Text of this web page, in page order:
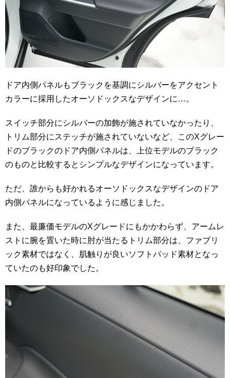
ドア内側パネルもブラックを基調にシルバーをアクセント
カラーに採用したオーソドックスなデザインに…。
スイッチ部分にシルバーの加飾が施されていなかったり、
トリム部分にステッチが施されていないなど、このXグレー
ドのブラックのドア内側パネルは、上位モデルのブラック
のものと比較するとシンプルなデザインになっています。
ただ、誰からも好かれるオーソドックスなデザインのドア
内側パネルになっているように感じました。
また、最廉価モデルのXグレードにもかかわらず、アームレ
ストに腕を置いた時に肘が当たるトリム部分は、ファブリ
ック素材ではなく、肌触りが良いソフトパッド素材となっ
ていたのも好印象でした。